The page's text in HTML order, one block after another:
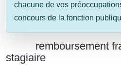
chacune de vos
concours de la fonction
remboursement
stagiaire